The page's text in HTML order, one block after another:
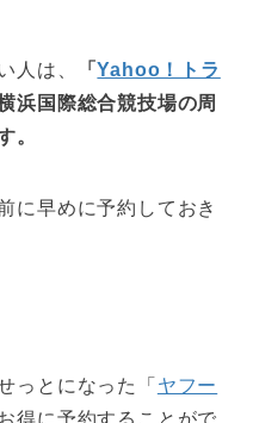
人は、 「Yahoo！トラ
浜国際総合競技場の周
。
に早めに予約しておき
っとになった「 ヤフー
得に予約することがで